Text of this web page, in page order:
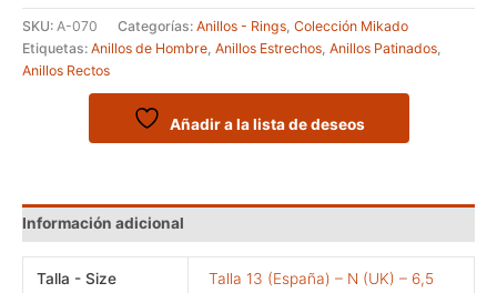
con
fondo
patinado
cantidad
SKU: A-070 Categorías: Anillos - Rings, Colección Mikado
Etiquetas: Anillos de Hombre, Anillos Estrechos, Anillos Patinados,
Anillos Rectos
Añadir a la lista de deseos
Información adicional
Talla - Size
Talla 13 (España) – N (UK) – 6,5